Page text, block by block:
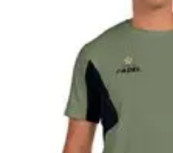
Estilos de Moda
Estilos y Atuendos
Moda Hombre